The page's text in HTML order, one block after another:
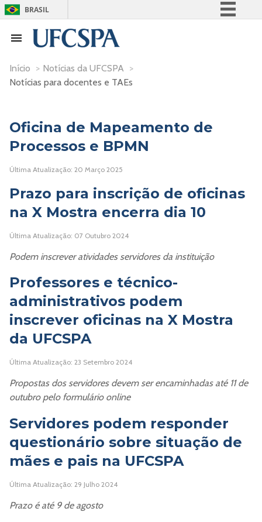
BRASIL
Canais
Início > Notícias da UFCSPA >
Notícias para docentes e TAEs
Oficina de Mapeamento de
Processos e BPMN
Última Atualização: 20 Março 2025
Prazo para inscrição de oficinas
na X Mostra encerra dia 10
Última Atualização: 07 Outubro 2024
Podem inscrever atividades servidores da instituição
Professores e técnico-
administrativos podem
inscrever oficinas na X Mostra
da UFCSPA
Última Atualização: 23 Setembro 2024
Propostas dos servidores devem ser encaminhadas até 11 de
outubro pelo formulário online
Servidores podem responder
questionário sobre situação de
mães e pais na UFCSPA
Última Atualização: 29 Julho 2024
Prazo é até 9 de agosto